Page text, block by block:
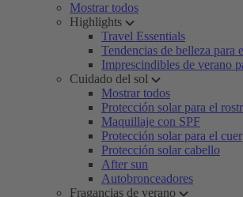
Mostrar todos
Highlights
Travel Essentials
Tendencias de belleza para
Imprescindibles de verano
Cuidado del sol
Mostrar todos
Protección solar para el
Maquillaje con SPF
Protección solar para el
Protección solar cabello
After sun
Autobronceadores
Fragancias de verano